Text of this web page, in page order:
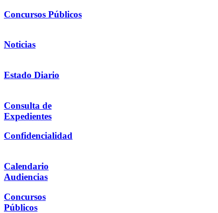
Concursos Públicos
Noticias
Estado Diario
Consulta de
Expedientes
Confidencialidad
Calendario
Audiencias
Concursos
Públicos